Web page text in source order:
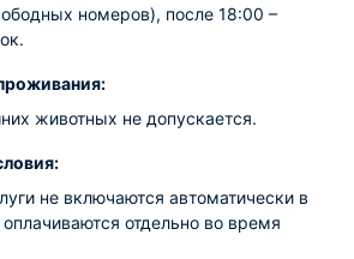
номеров), после 18:00 –
животных не допускается.
не включаются автоматически в
отдельно во время